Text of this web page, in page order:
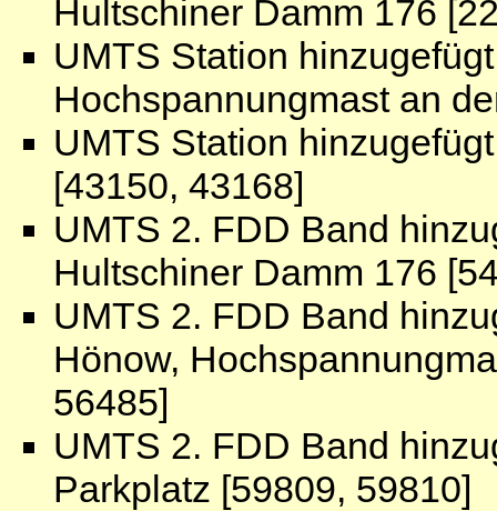
Hultschiner Damm 176
UMTS Station
Hochspannungmast an
UMTS Station
[43150, 43168]
UMTS 2. FDD Band
Hultschiner Damm 176
UMTS 2. FDD Band
Hönow,
56485]
UMTS 2. FDD Band
Parkplatz [59809, 59810]